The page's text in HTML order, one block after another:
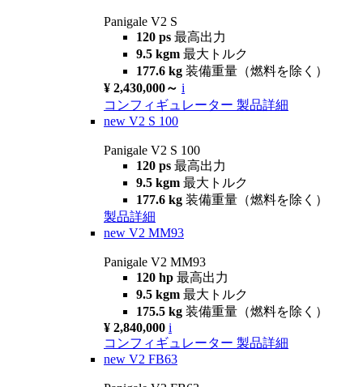
Panigale V2 S
120 ps 最高出力
9.5 kgm 最大トルク
177.6 kg 装備重量（燃料を除く）
¥ 2,430,000～ i
コンフィギュレーター 製品詳細
new V2 S 100
Panigale V2 S 100
120 ps 最高出力
9.5 kgm 最大トルク
177.6 kg 装備重量（燃料を除く）
製品詳細
new V2 MM93
Panigale V2 MM93
120 hp 最高出力
9.5 kgm 最大トルク
175.5 kg 装備重量（燃料を除く）
¥ 2,840,000 i
コンフィギュレーター 製品詳細
new V2 FB63